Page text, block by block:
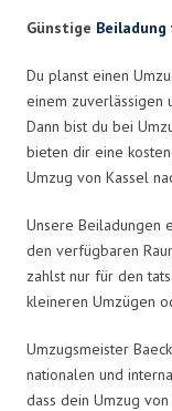
Günstige Beiladung
Du planst einen
einem zuverlässigen
Dann bist du bei
bieten dir eine
Umzug von Kassel
Unsere Beiladungen
den verfügbaren
zahlst nur für den
kleineren Umzügen
Umzugsmeister
nationalen und
dass dein Umzug